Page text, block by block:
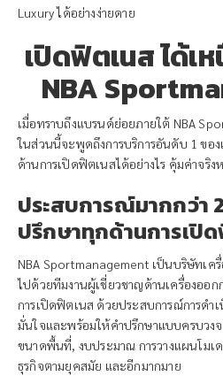
Luxury ได้อย่างง่ายดาย
เปิดฟิตเนส ได้เ
NBA
เมื่อทราบถึงแบรนด์ย่อยภายใต้ NBA
ในส่วนนี้จะพูดถึงการบริการอันดับ 1 ของ
ด้านการเปิดฟิตเนสได้อย่างไร คุ้มค่าจริง
ประสบการณ์มากกว่า
ปรึกษาทุกด้านการเปิ
NBA Sportmanagement เป็นบริษัทเค
ไปด้วยทีมงานผู้เชี่ยวชาญด้านเครื่องออ
การเปิดฟิตเนส ด้วยประสบการณ์การดำเ
มั่นใจและพร้อมให้คำปรึกษาแบบครบวงจ
ขนาดพื้นที่, งบประมาณ การวางแผนโมเ
ธุรกิจตามยุคสมัย และอีกมากมาย